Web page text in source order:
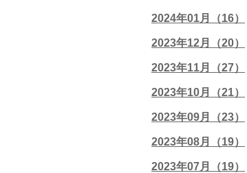
2024年01月（16）
2023年12月（20）
2023年11月（27）
2023年10月（21）
2023年09月（23）
2023年08月（19）
2023年07月（19）